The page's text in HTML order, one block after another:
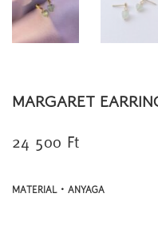
MARGARET
24 500 Ft
MATERIAL • ANYAGA